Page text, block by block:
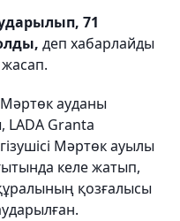
71
деп хабарлайды
жасап.
Мәртөк ауданы
Granta
Мәртөк ауылы
келе жатып,
қозғалысы